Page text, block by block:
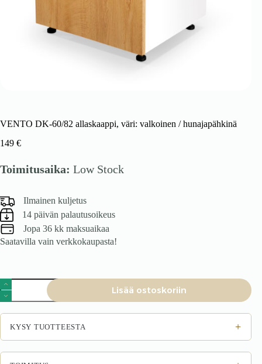
VENTO DK-60/82 allaskaappi, väri: valkoinen / hunajapähkinä
149 €
Toimitusaika: Low Stock
Ilmainen kuljetus
14 päivän palautusoikeus
Jopa 36 kk maksuaikaa
Saatavilla vain verkkokaupasta!
VENTO
DK-
60/82
allaskaappi,
väri:
valkoinen
/
hunajapähkinä
Lisää ostoskoriin
KYSY TUOTTEESTA +